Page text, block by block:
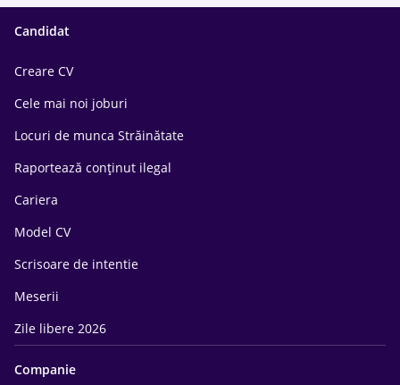
Candidat
Creare CV
Cele mai noi joburi
Locuri de munca Străinătate
Raportează conținut ilegal
Cariera
Model CV
Scrisoare de intentie
Meserii
Zile libere 2026
Companie